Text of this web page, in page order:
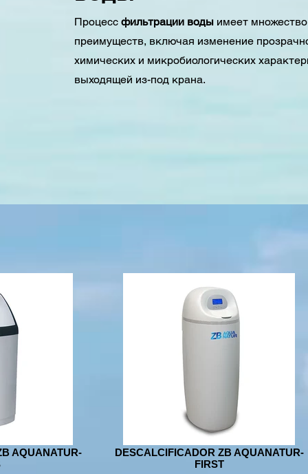
Процесс фильтрации воды имеет множество
преимуществ, включая изменение
химических и микробиологических
выходящей из-под крана.
AQUANATUR-
DESCALCIFICADOR ZB AQUANATUR-
FIRST